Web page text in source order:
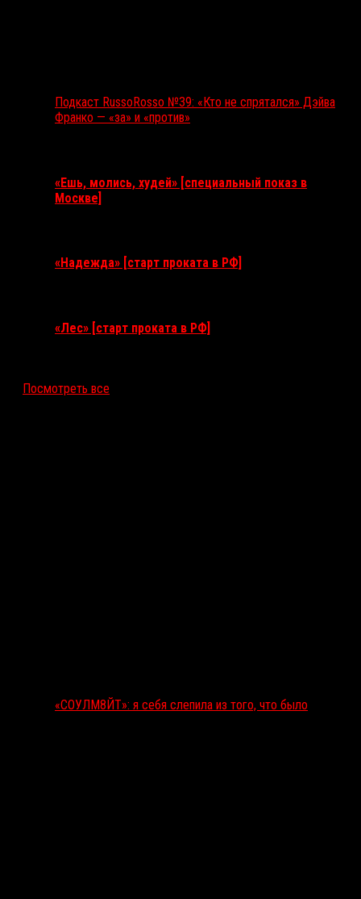
Подкаст RussoRosso №39: «Кто не спрятался» Дэйва
Франко — «за» и «против»
«Ешь, молись, худей» [специальный показ в
Москве]
«Надежда» [старт проката в РФ]
«Лес» [старт проката в РФ]
Посмотреть все
«СОУЛМ8ЙТ»: я себя слепила из того, что было